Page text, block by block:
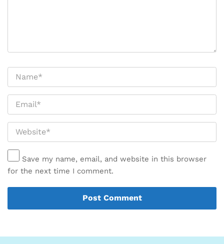
Save my name, email, and website in this browser
for the next time I comment.